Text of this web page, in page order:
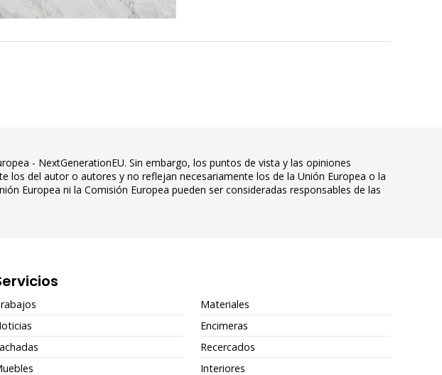
- NextGenerationEU. Sin embargo, los puntos de vista y las opiniones
los del autor o autores y no reflejan necesariamente los de la Unión Europea o la
Europea ni la Comisión Europea pueden ser consideradas responsables de las
Materiales
Encimeras
Recercados
Interiores